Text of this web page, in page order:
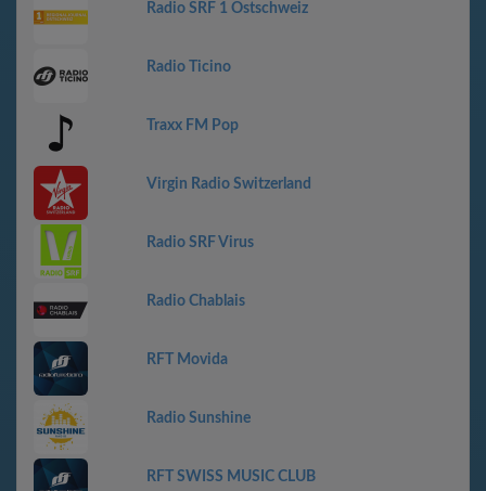
Radio SRF 1 Ostschweiz
Radio Ticino
Traxx FM Pop
Virgin Radio Switzerland
Radio SRF Virus
Radio Chablais
RFT Movida
Radio Sunshine
RFT SWISS MUSIC CLUB